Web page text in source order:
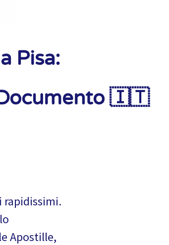
Pisa:
🇮🇹
rapidissimi.
Apostille,